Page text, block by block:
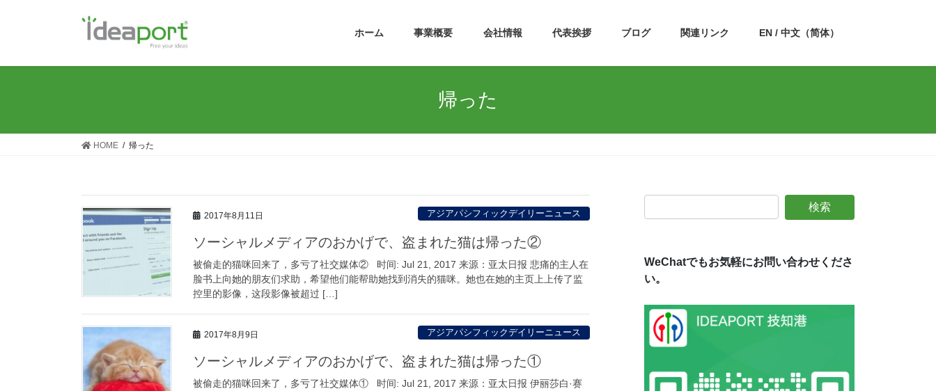
ホーム 事業概要 会社情報 代表挨拶 ブログ 関連リンク EN / 中文（简体）
帰った
HOME 帰った
2017年8月11日 アジアパシフィックデイリーニュース
ソーシャルメディアのおかげで、盗まれた猫は帰った②
被偷走的猫咪回来了，多亏了社交媒体② 时间: Jul 21, 2017 来源：亚太日报 悲痛的主人在
脸书上向她的朋友们求助，希望他们能帮助她找到消失的猫咪。她也在她的主页上上传了监
控里的影像，这段影像被超过 […]
2017年8月9日 アジアパシフィックデイリーニュース
ソーシャルメディアのおかげで、盗まれた猫は帰った①
被偷走的猫咪回来了，多亏了社交媒体① 时间: Jul 21, 2017 来源：亚太日报 伊丽莎白·赛
WeChatでもお気軽にお問い合わせくださ
い。